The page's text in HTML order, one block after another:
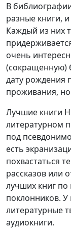
В
разные книги,
Каждый из них
очень
(сокращенную)
дату рождения
проживания,
Лучшие книги
литературном
под
есть
похвастаться
рассказов или
лучших книг
поклонников.
литературные
аудиокниги.